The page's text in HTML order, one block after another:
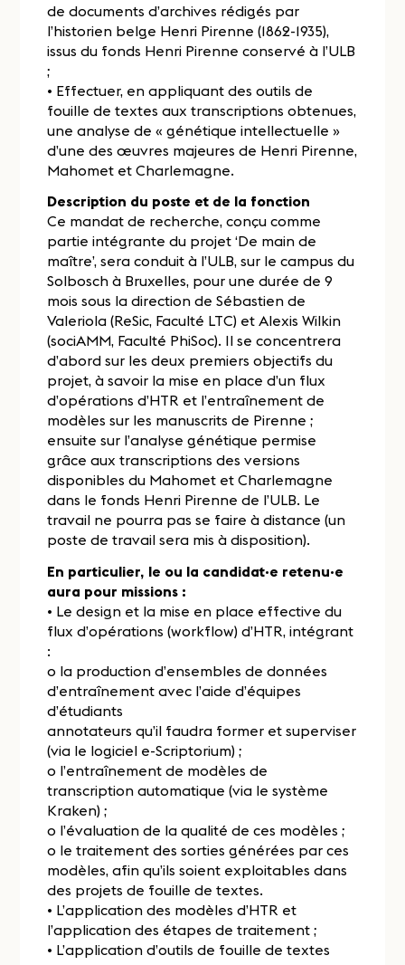
de documents d’archives rédigés par
l’historien belge Henri Pirenne (1862-1935),
issus du fonds Henri Pirenne conservé à l’ULB
;
• Effectuer, en appliquant des outils de
fouille de textes aux transcriptions obtenues,
une analyse de « génétique intellectuelle »
d’une des œuvres majeures de Henri Pirenne,
Mahomet et Charlemagne.
Description du poste et de la fonction
Ce mandat de recherche, conçu comme
partie intégrante du projet ‘De main de
maître’, sera conduit à l’ULB, sur le campus du
Solbosch à Bruxelles, pour une durée de 9
mois sous la direction de Sébastien de
Valeriola (ReSic, Faculté LTC) et Alexis Wilkin
(sociAMM, Faculté PhiSoc). Il se concentrera
d’abord sur les deux premiers objectifs du
projet, à savoir la mise en place d’un flux
d’opérations d’HTR et l’entraînement de
modèles sur les manuscrits de Pirenne ;
ensuite sur l’analyse génétique permise
grâce aux transcriptions des versions
disponibles du Mahomet et Charlemagne
dans le fonds Henri Pirenne de l’ULB. Le
travail ne pourra pas se faire à distance (un
poste de travail sera mis à disposition).
En particulier, le ou la candidat·e retenu·e
aura pour missions :
• Le design et la mise en place effective du
flux d’opérations (workflow) d’HTR, intégrant
:
o la production d’ensembles de données
d’entraînement avec l’aide d’équipes
d’étudiants
annotateurs qu’il faudra former et superviser
(via le logiciel e-Scriptorium) ;
o l’entraînement de modèles de
transcription automatique (via le système
Kraken) ;
o l’évaluation de la qualité de ces modèles ;
o le traitement des sorties générées par ces
modèles, afin qu’ils soient exploitables dans
des projets de fouille de textes.
• L’application des modèles d’HTR et
l’application des étapes de traitement ;
• L’application d’outils de fouille de textes